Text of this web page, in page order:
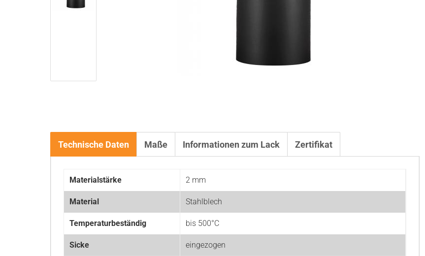
Technische Daten Maße Informationen zum Lack Zertifikat
Materialstärke 2 mm
Material Stahlblech
Temperaturbeständig bis 500°C
Sicke eingezogen